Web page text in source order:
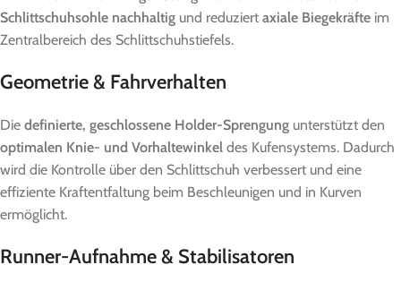
Schlittschuhsohle nachhaltig und reduziert axiale Biegekräfte im
Zentralbereich des Schlittschuhstiefels.
Geometrie & Fahrverhalten
Die definierte, geschlossene Holder-Sprengung unterstützt den
optimalen Knie- und Vorhaltewinkel des Kufensystems. Dadurch
wird die Kontrolle über den Schlittschuh verbessert und eine
effiziente Kraftentfaltung beim Beschleunigen und in Kurven
ermöglicht.
Runner-Aufnahme & Stabilisatoren